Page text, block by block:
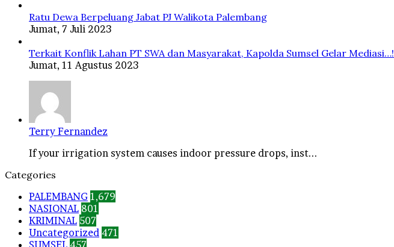
Ratu Dewa Berpeluang Jabat PJ Walikota Palembang
Jumat, 7 Juli 2023
Terkait Konflik Lahan PT SWA dan Masyarakat, Kapolda Sumsel Gelar Mediasi…!
Jumat, 11 Agustus 2023
Terry Fernandez
If your irrigation system causes indoor pressure drops, inst...
Categories
PALEMBANG 1,679
NASIONAL 801
KRIMINAL 507
Uncategorized 471